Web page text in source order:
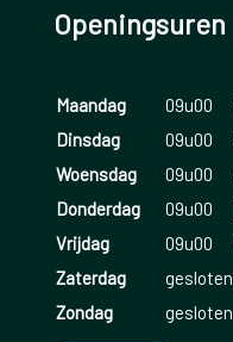
Openingsuren
Maandag 09u00
Dinsdag
09u00
Woensdag
09u00
Donderdag
09u00
Vrijdag
09u00
Zaterdag
gesloten
Zondag
gesloten